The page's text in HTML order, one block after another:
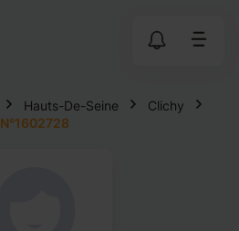
Hauts-De-Seine
Clichy
N°1602728